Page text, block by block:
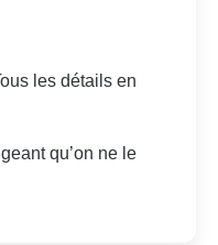
les détails en
qu’on ne le